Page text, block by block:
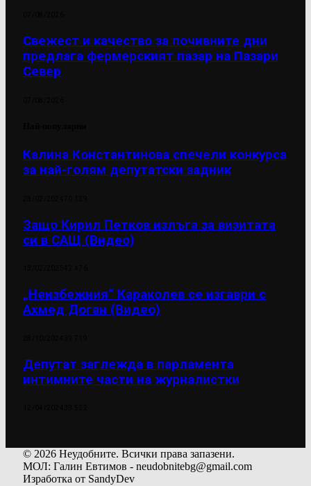
Свежест и качество за почивните дни
предлага фермерският пазар на Пазари
Север
Калина Константинова спечели конкурса
за най-голям депутатски задник
Защо Кирил Петков излъга за визитата
си в САЩ (Видео)
„Неизбежния“ Караколев се изгаври с
Ахмед Доган (Видео)
Депутат заглежда в парламента
интимните части на журналистки
© 2026 Неудобните. Всички права запазени.
МОЛ: Галин Евтимов - neudobnitebg@gmail.com
Изработка от SandyDev